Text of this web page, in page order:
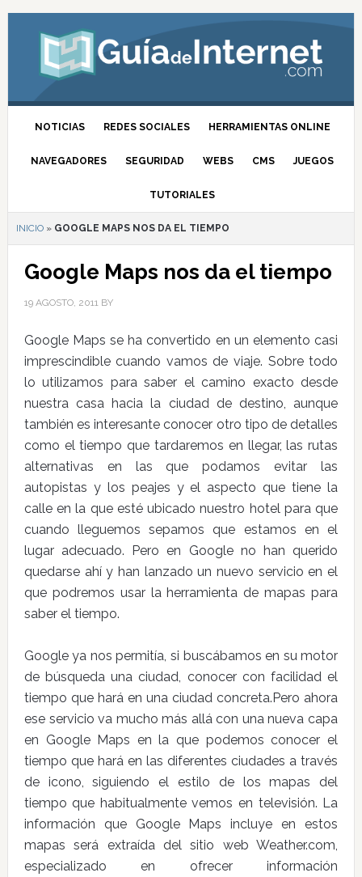
NOTICIAS REDES SOCIALES HERRAMIENTAS ONLINE
NAVEGADORES SEGURIDAD WEBS CMS JUEGOS
TUTORIALES
INICIO» GOOGLE MAPS NOS DA EL TIEMPO
Google Maps nos da el tiempo
19 AGOSTO, 2011BY
Google Maps se ha convertido en un elemento casi
imprescindible cuando vamos de viaje. Sobre todo
lo utilizamos para saber el camino exacto desde
nuestra casa hacia la ciudad de destino, aunque
también es interesante conocer otro tipo de detalles
como el tiempo que tardaremos en llegar, las rutas
alternativas en las que podamos evitar las
autopistas y los peajes y el aspecto que tiene la
calle en la que esté ubicado nuestro hotel para que
cuando lleguemos sepamos que estamos en el
lugar adecuado. Pero en Google no han querido
quedarse ahí y han lanzado un nuevo servicio en el
que podremos usar la herramienta de mapas para
saber el tiempo.
Google ya nos permitía, si buscábamos en su motor
de búsqueda una ciudad, conocer con facilidad el
tiempo que hará en una ciudad concreta.Pero ahora
ese servicio va mucho más allá con una nueva capa
en Google Maps en la que podemos conocer el
tiempo que hará en las diferentes ciudades a través
de icono, siguiendo el estilo de los mapas del
tiempo que habitualmente vemos en televisión. La
información que Google Maps incluye en estos
mapas será extraída del sitio web Weather.com,
especializado en ofrecer información